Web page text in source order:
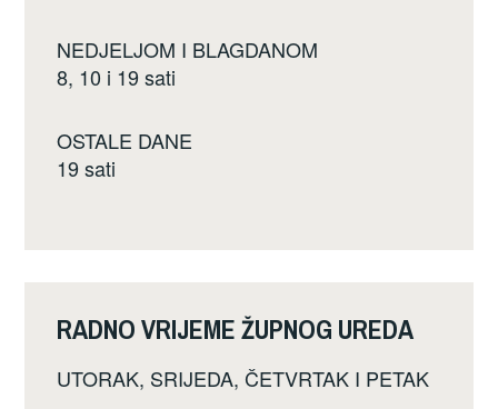
NEDJELJOM I BLAGDANOM
8, 10 i 19 sati
OSTALE DANE
19 sati
RADNO VRIJEME ŽUPNOG UREDA
UTORAK, SRIJEDA, ČETVRTAK I PETAK